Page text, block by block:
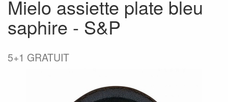
Mielo assiette plate bleu
saphire - S&P
5+1 GRATUIT